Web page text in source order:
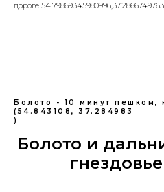
дороге
Болото - 10 минут пешком,
(54.843108, 37.284983
)
Болото и